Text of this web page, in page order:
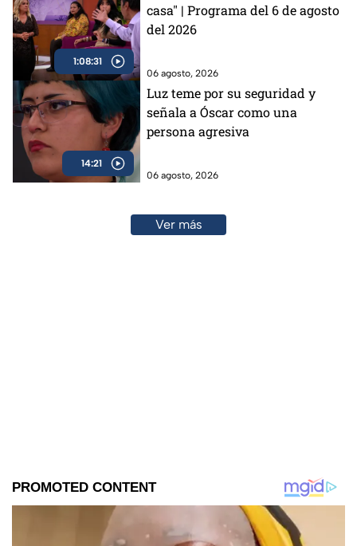
1:08:31
casa" | Programa del 6 de agosto
del 2026
06 agosto, 2026
14:21
Luz teme por su seguridad y
señala a Óscar como una
persona agresiva
06 agosto, 2026
Ver más